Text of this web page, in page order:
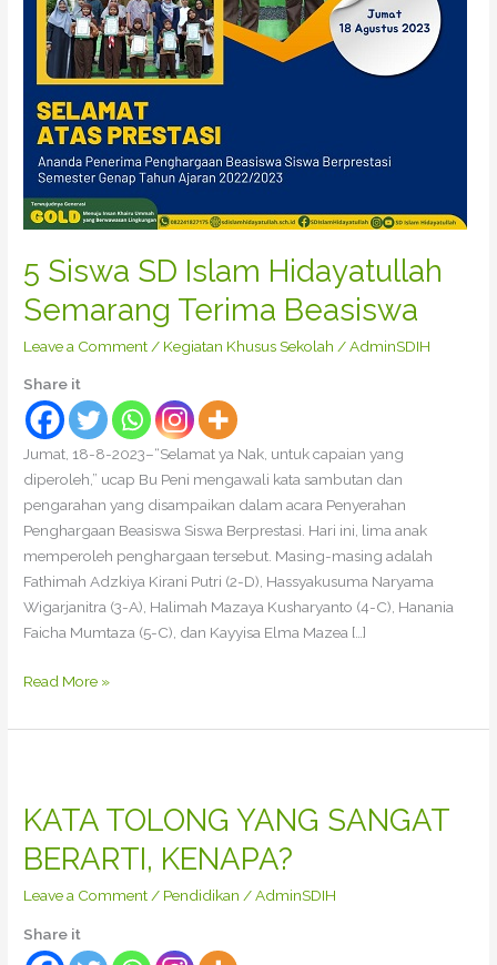
5 Siswa SD Islam Hidayatullah
Semarang Terima Beasiswa
Leave a Comment / Kegiatan Khusus Sekolah /AdminSDIH
Share it
Jumat, 18-8-2023–“Selamat ya Nak, untuk capaian yang
diperoleh,” ucap Bu Peni mengawali kata sambutan dan
pengarahan yang disampaikan dalam acara Penyerahan
Penghargaan Beasiswa Siswa Berprestasi. Hari ini, lima anak
memperoleh penghargaan tersebut. Masing-masing adalah
Fathimah Adzkiya Kirani Putri (2-D), Hassyakusuma Naryama
Wigarjanitra (3-A), Halimah Mazaya Kusharyanto (4-C), Hanania
Faicha Mumtaza (5-C), dan Kayyisa Elma Mazea […]
Read More »
KATA TOLONG YANG SANGAT
BERARTI, KENAPA?
Leave a Comment / Pendidikan /AdminSDIH
Share it
YANG
BERARTI,
KENAPA?